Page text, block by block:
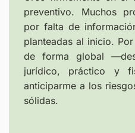
preventivo. Muchos
por falta de
planteadas al inicio.
de forma global
jurídico, práctico y
anticiparme a los
sólidas.